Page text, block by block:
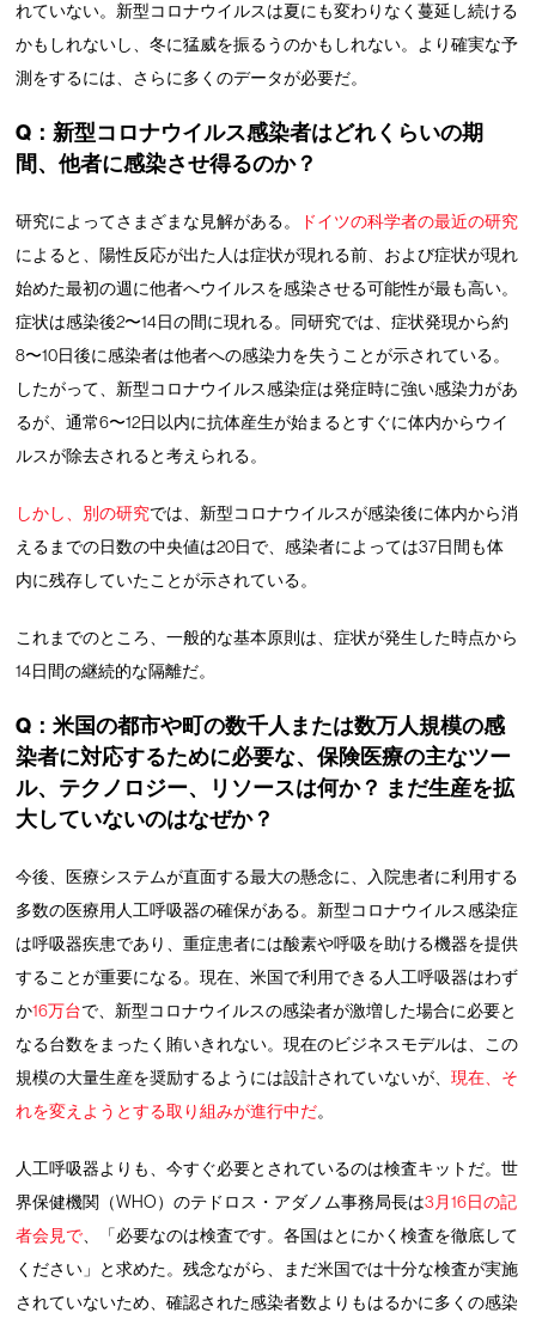
れていない。新型コロナウイルスは夏にも変わりなく蔓延し続ける
かもしれないし、冬に猛威を振るうのかもしれない。より確実な予
測をするには、さらに多くのデータが必要だ。
Q：新型コロナウイルス感染者はどれくらいの期
間、他者に感染させ得るのか？
研究によってさまざまな見解がある。
ドイツの科学者の最近の研究
によると、陽性反応が出た人は症状が現れる前、および症状が現れ
始めた最初の週に他者へウイルスを感染させる可能性が最も高い。
症状は感染後2〜14日の間に現れる。同研究では、症状発現から約
8〜10日後に感染者は他者への感染力を失うことが示されている。
したがって、新型コロナウイルス感染症は発症時に強い感染力があ
るが、通常6〜12日以内に抗体産生が始まるとすぐに体内からウイ
ルスが除去されると考えられる。
しかし、別の研究では、新型コロナウイルスが感染後に体内から消
えるまでの日数の中央値は20日で、感染者によっては37日間も体
内に残存していたことが示されている。
これまでのところ、一般的な基本原則は、症状が発生した時点から
14日間の継続的な隔離だ。
Q：米国の都市や町の数千人または数万人規模の感
染者に対応するために必要な、保険医療の主なツー
ル、テクノロジー、リソースは何か？ まだ生産を拡
大していないのはなぜか？
今後、医療システムが直面する最大の懸念に、入院患者に利用する
多数の医療用人工呼吸器の確保がある。新型コロナウイルス感染症
は呼吸器疾患であり、重症患者には酸素や呼吸を助ける機器を提供
することが重要になる。現在、米国で利用できる人工呼吸器はわず
か16万台で、新型コロナウイルスの感染者が激増した場合に必要と
なる台数をまったく賄いきれない。現在のビジネスモデルは、この
規模の大量生産を奨励するようには設計されていないが、現在、そ
れを変えようとする取り組みが進行中だ。
人工呼吸器よりも、今すぐ必要とされているのは検査キットだ。世
界保健機関（WHO）のテドロス・アダノム事務局長は3月16日の記
者会見で 、「必要なのは検査です。各国はとにかく検査を徹底して
ください」と求めた。残念ながら、まだ米国では十分な検査が実施
されていないため、確認された感染者数よりもはるかに多くの感染